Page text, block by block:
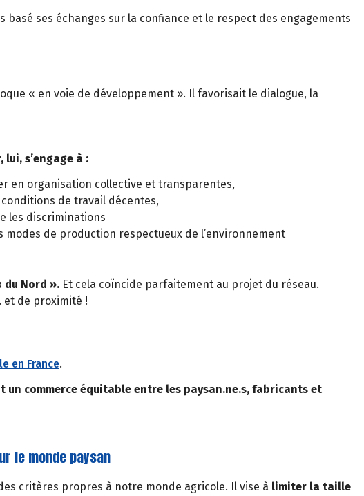
ses échanges sur la confiance et le respect des engagements
« en voie de développement ». Il favorisait le dialogue, la
lui, s’engage à :
en organisation collective et transparentes,
de travail décentes,
les discriminations
modes de production respectueux de l’environnement
du Nord ». Et cela coïncide parfaitement au projet du réseau.
et de proximité !
en France.
un commerce équitable entre les paysan.ne.s, fabricants et
le monde paysan
critères propres à notre monde agricole. Il vise à limiter la taille